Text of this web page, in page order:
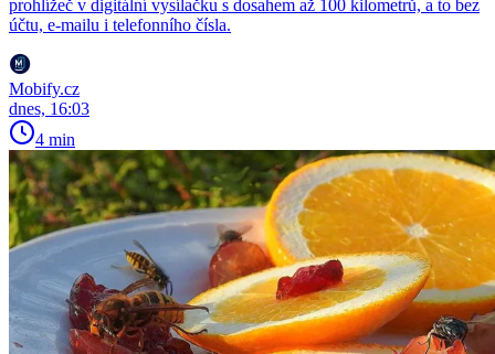
prohlížeč v digitální vysílačku s dosahem až 100 kilometrů, a to bez
účtu, e-mailu i telefonního čísla.
Mobify.cz
dnes, 16:03
4 min